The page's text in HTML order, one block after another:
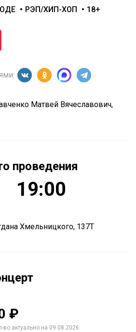
РЭП/ХИП-ХОП 18+
Матвей Вячеславович,
проведения
19:00
Хмельницкого, 137Т
₽
во актуально на 09.08.2026